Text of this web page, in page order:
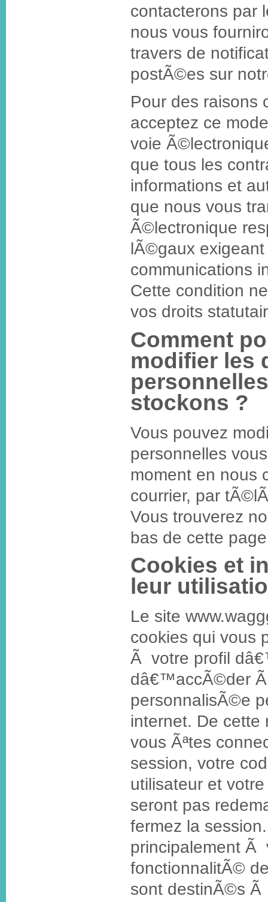
contacterons par
nous vous
travers de
postÃ©es sur
Pour des raisons
acceptez ce
voie
que tous les
informations et
que nous vous
Ã©lectronique
lÃ©gaux
communications
Cette condition
vos droits
Comment
modifier les
stockons ?
Vous pouvez
personnelles
moment en nous
courrier, par
Vous trouverez
bas de cette
Cookies et
leur
Le site
cookies qui vous
Ã votre profil
dâ€™accÃ©der
personnalisÃ©e
internet. De cette
vous Ãªtes
session, votre
utilisateur et
seront pas
fermez la
principalement Ã
fonctionnalitÃ©
sont destinÃ©s